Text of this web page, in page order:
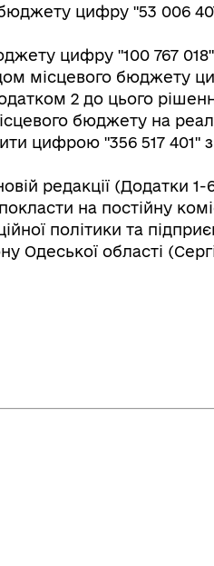
цифру "53 006
цифру "100 767 018"
місцевого бюджету
2 до цього
бюджету на
цифрою "356 517 401"
редакції (Додатки
на постійну
політики та
Одеської області
ради